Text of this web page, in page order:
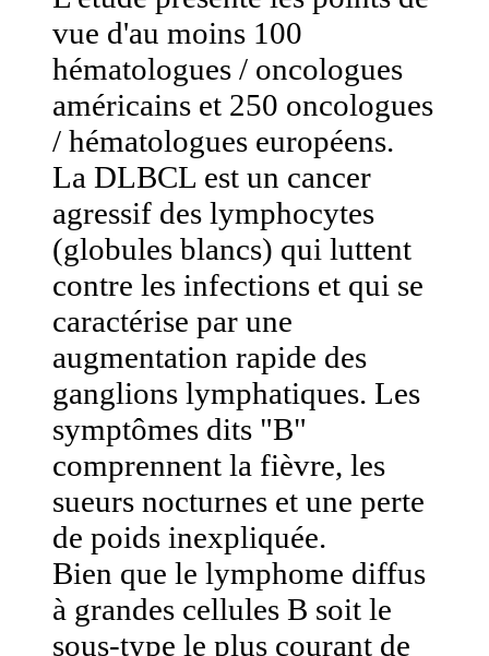
vue d'au moins 100
hématologues / oncologues
américains et 250 oncologues
/ hématologues européens.
La DLBCL est un cancer
agressif des lymphocytes
(globules blancs) qui luttent
contre les infections et qui se
caractérise par une
augmentation rapide des
ganglions lymphatiques. Les
symptômes dits "B"
comprennent la fièvre, les
sueurs nocturnes et une perte
de poids inexpliquée.
Bien que le lymphome diffus
à grandes cellules B soit le
sous-type le plus courant de